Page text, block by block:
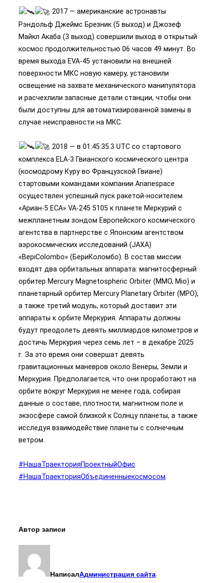
2017 — американские астронавты
Рэндольф Джеймс Брезник (5 выход) и Джозеф
Майкл Акаба (3 выход) совершили выход в открытый
космос продолжительностью 06 часов 49 минут. Во
время выхода EVA-45 установили на внешней
поверхности МКС новую камеру, установили
освещение на захвате механического манипулятора
и расчехлили запасные детали станции, чтобы они
были доступны для автоматизированной замены в
случае неисправности на МКС.
2018 — в 01:45:35.3 UTC со стартового
комплекса ELA-3 Гвианского космического центра
(космодрому Куру во Французской Гвиане)
стартовыми командами компании Arianespace
осуществлен успешный пуск ракетой-носителем
«Ариан-5 ECA» VA-245 5105 к планете Меркурий с
межпланетным зондом Европейского космического
агентства в партнерстве с Японским агентством
аэрокосмических исследований (JAXA)
«BepiColombo» (БериКоломбо). B состав миссии
входят два орбитальных аппарата: магнитосферный
орбитер Mercury Magnetospheric Orbiter (MMO, Mio) и
планетарный орбитер Mercury Planetary Orbiter (MPO),
а также третий модуль, который доставит эти
аппараты к орбите Меркурия. Аппараты должны
будут преодолеть девять миллиардов километров и
достичь Меркурия через семь лет – в декабре 2025
г. За это время они совершат девять
гравитационных маневров около Венеры, Земли и
Меркурия. Предполагается, что они проработают на
орбите вокруг Меркурия не менее года, собирая
данные о составе, плотности, магнитном поле и
экзосфере самой близкой к Солнцу планеты, а также
исследуя взаимодействие планеты с солнечным
ветром.
#НашаТраекторияПроектныйОфис
#НашаТраекторияОбъединенныекосмосом
Автор записи
НаписалАдминистрация сайта